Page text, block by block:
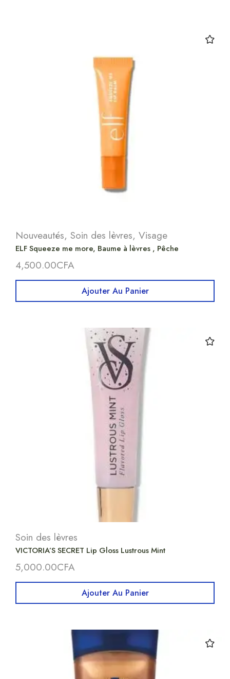
Nouveautés, Soin des lèvres, Visage
ELF Squeeze me more, Baume à lèvres , Pêche
4,500.00CFA
Ajouter Au Panier
Soin des lèvres
VICTORIA’S SECRET Lip Gloss Lustrous Mint
5,000.00CFA
Ajouter Au Panier